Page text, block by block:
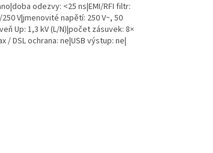
odezvy: <25 ns|EMI/RFI filtr:
V|jmenovité napětí: 250 V~, 50
Up: 1,3 kV (L/N)|počet zásuvek: 8×
DSL ochrana: ne|USB výstup: ne|